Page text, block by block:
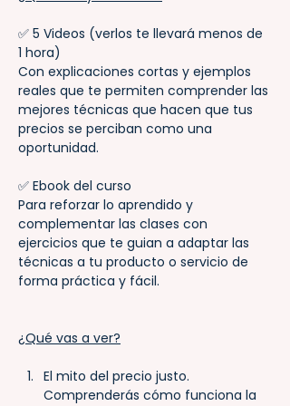
✅ 5 Videos (verlos te llevará menos de
1 hora)
Con explicaciones cortas y ejemplos
reales que te permiten comprender las
mejores técnicas que hacen que tus
precios se perciban como una
oportunidad.
✅ Ebook del curso
Para reforzar lo aprendido y
complementar las clases con
ejercicios que te guian a adaptar las
técnicas a tu producto o servicio de
forma práctica y fácil.
¿Qué vas a ver?
El mito del precio justo.
Comprenderás cómo funciona la